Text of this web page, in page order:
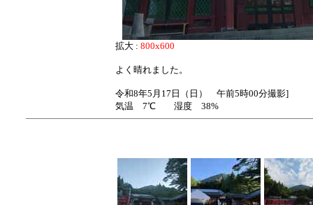
拡大 : 800x600
よく晴れました。
令和8年5月17日（日） 午前5時00分撮影]
気温 7℃ 湿度 38%